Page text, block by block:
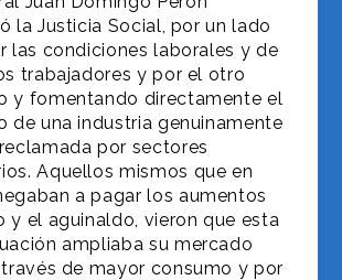
la Justicia Social, por un lado
las condiciones laborales y de
trabajadores y por el otro
y fomentando directamente el
de una industria genuinamente
por sectores
Aquellos mismos que en
a pagar los aumentos
y el aguinaldo, vieron que esta
ampliaba su mercado
de mayor consumo y por